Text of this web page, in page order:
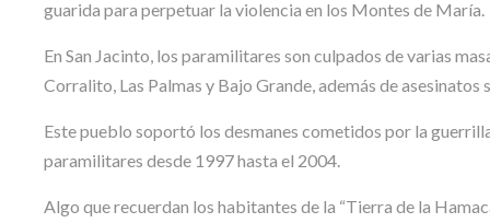
guarida para perpetuar la violencia en los Montes de María.
En San Jacinto, los paramilitares son culpados de varias
Corralito, Las Palmas y Bajo Grande, además de
Este pueblo soportó los desmanes cometidos por la
paramilitares desde 1997 hasta el 2004.
Algo que recuerdan los habitantes de la “Tierra de la